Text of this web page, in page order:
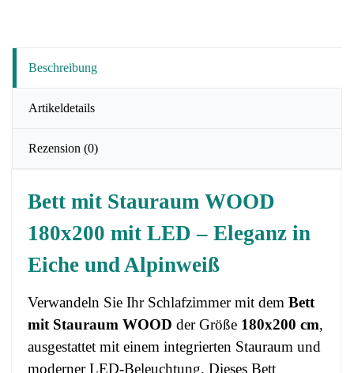
Beschreibung
Artikeldetails
Rezension (0)
Bett mit Stauraum WOOD
180x200 mit LED – Eleganz in
Eiche und Alpinweiß
Verwandeln Sie Ihr Schlafzimmer mit dem Bett
mit Stauraum WOOD der Größe 180x200 cm,
ausgestattet mit einem integrierten Stauraum und
moderner LED-Beleuchtung. Dieses Bett